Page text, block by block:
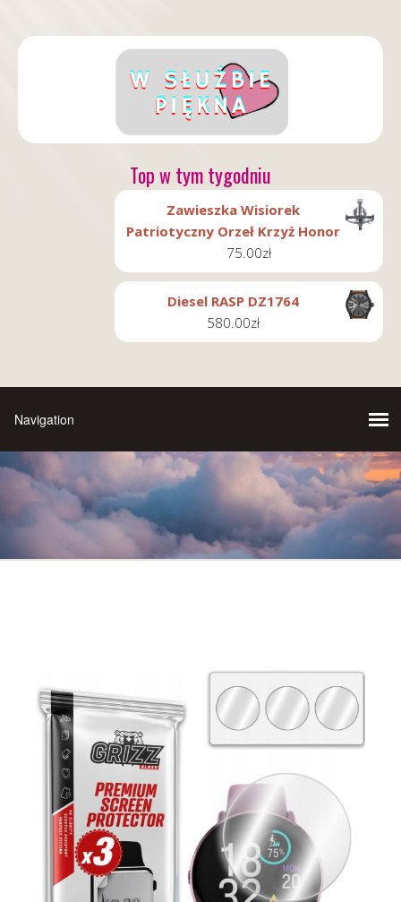
Top w tym tygodniu
Zawieszka Wisiorek
Patriotyczny Orzeł Krzyż Honor
75.00zł
Diesel RASP DZ1764
580.00zł